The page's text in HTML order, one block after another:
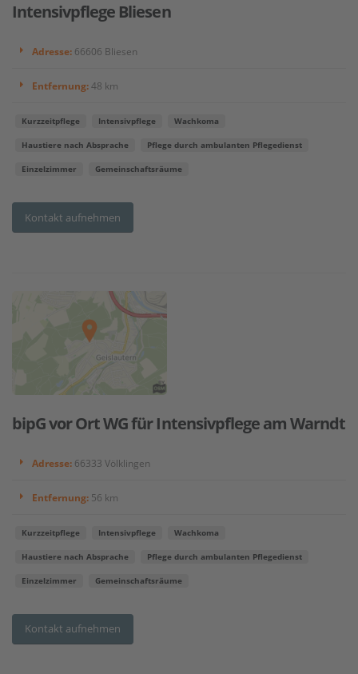
Intensivpflege Bliesen
Adresse: 66606 Bliesen
Entfernung:48 km
Kurzzeitpflege Intensivpflege Wachkoma
Haustiere nach Absprache Pflege durch ambulanten Pflegedienst
Einzelzimmer Gemeinschaftsräume
Kontakt aufnehmen
bipG vor Ort WG für Intensivpflege am Warndt
Adresse: 66333 Völklingen
Entfernung: 56 km
Kurzzeitpflege Intensivpflege Wachkoma
Haustiere nach Absprache Pflege durch ambulanten Pflegedienst
Einzelzimmer Gemeinschaftsräume
Kontakt aufnehmen